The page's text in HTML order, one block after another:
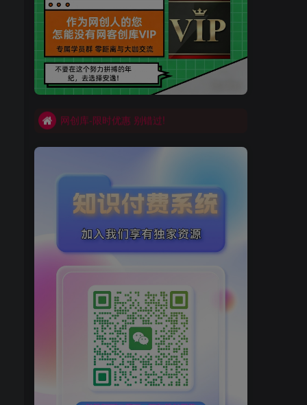
买VIP会员或加盟商-全年最低价-立即抢额
网创库-限时优惠 别错过!
买VIP会员或加盟商-全年最低价-立即抢额
网创库-限时优惠 别错过!